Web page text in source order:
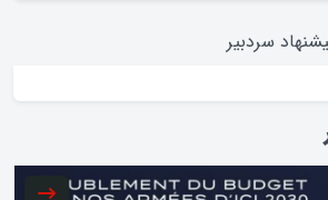
سردبیر